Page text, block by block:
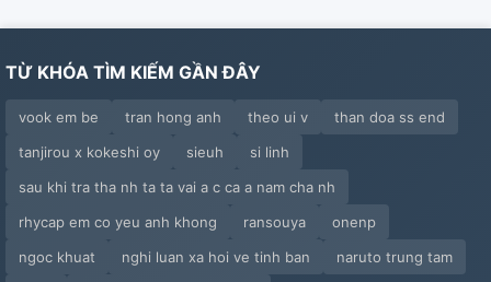
TỪ KHÓA TÌM KIẾM GẦN ĐÂY
vook em be tran hong anh theo ui v
than doa ss end
tanjirou x kokeshi oy
sieuh
si linh
sau khi tra tha nh ta ta vai a c ca a nam cha nh
rhycap em co yeu anh khong
ransouya
onenp
ngoc khuat
nghi luan xa hoi ve tinh ban
naruto trung tam